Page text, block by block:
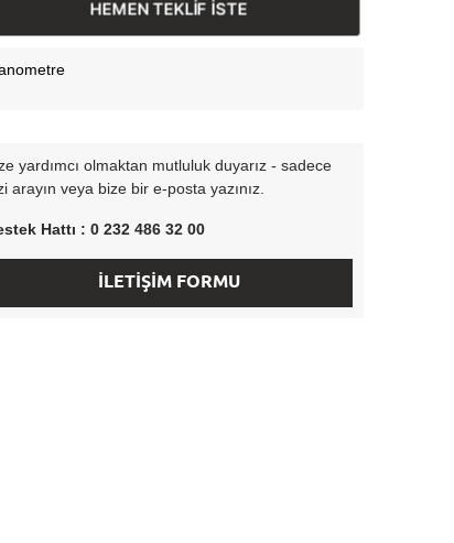
HEMEN TEKLİF İSTE
yardımcı olmaktan mutluluk duyarız - sadece
arayın veya bize bir e-posta yazınız.
Hattı : 0 232 486 32 00
İLETİŞİM FORMU